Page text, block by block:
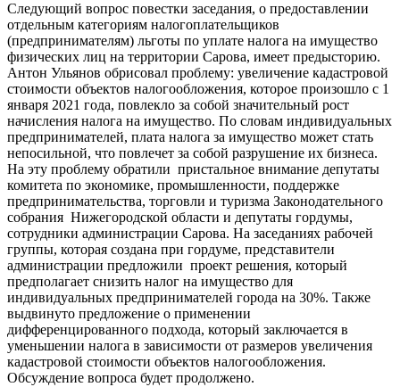
Следующий вопрос повестки заседания, о предоставлении
отдельным категориям налогоплательщиков
(предпринимателям) льготы по уплате налога на имущество
физических лиц на территории Сарова, имеет предысторию.
Антон Ульянов обрисовал проблему: увеличение кадастровой
стоимости объектов налогообложения, которое произошло с 1
января 2021 года, повлекло за собой значительный рост
начисления налога на имущество. По словам индивидуальных
предпринимателей, плата налога за имущество может стать
непосильной, что повлечет за собой разрушение их бизнеса.
На эту проблему обратили пристальное внимание депутаты
комитета по экономике, промышленности, поддержке
предпринимательства, торговли и туризма Законодательного
собрания Нижегородской области и депутаты гордумы,
сотрудники администрации Сарова. На заседаниях рабочей
группы, которая создана при гордуме, представители
администрации предложили проект решения, который
предполагает снизить налог на имущество для
индивидуальных предпринимателей города на 30%. Также
выдвинуто предложение о применении
дифференцированного подхода, который заключается в
уменьшении налога в зависимости от размеров увеличения
кадастровой стоимости объектов налогообложения.
Обсуждение вопроса будет продолжено.